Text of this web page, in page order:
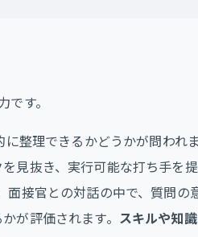
す。
整理できるかどうかが問われ
見抜き、実行可能な打ち手を
接官との対話の中で、質問の
が評価されます。 スキルや知